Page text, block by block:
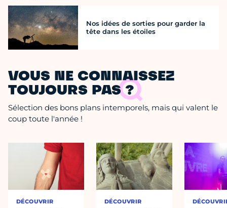
Nos idées de sorties pour garder la
tête dans les étoiles
VOUS NE CONNAISSEZ
TOUJOURS PAS ?
Sélection des bons plans intemporels, mais qui valent le
coup toute l'année !
DÉCOUVRIR DÉCOUVRIR